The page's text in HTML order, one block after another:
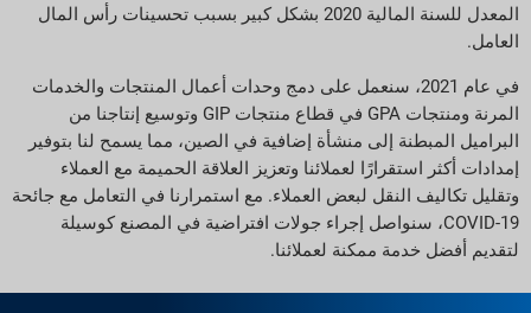
المعدل للسنة المالية 2020 بشكل كبير بسبب تحسينات رأس المال
العامل.
في عام 2021، سنعمل على دمج وحدات أعمال المنتجات والخدمات
المرنة ومنتجات GPA في قطاع منتجات GIP وتوسيع إنتاجنا من
البراميل المبطنة إلى منشأة إضافية في الصين، مما يسمح لنا بتوفير
إمدادات أكثر استقرارًا لعملائنا وتعزيز العلاقة الحميمة مع العملاء
وتقليل تكاليف النقل لبعض العملاء. مع استمرارنا في التعامل مع جائحة
COVID-19، سنواصل إجراء جولات افتراضية في المصنع كوسيلة
لتقديم أفضل خدمة ممكنة لعملائنا.